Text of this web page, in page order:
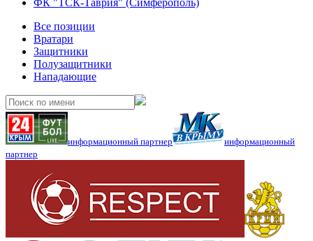
ФК "ТСК-Таврия" (Симферополь)
Все позиции
Вратари
Защитники
Полузащитники
Нападающие
информационный партнер
информационный
партнер